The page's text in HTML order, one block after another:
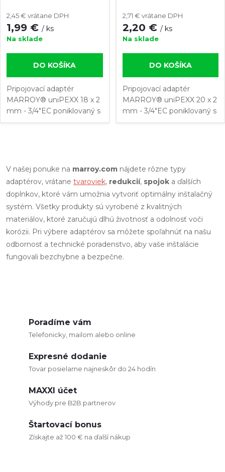
2,45 € vrátane DPH
1,99 € / ks
Na sklade
DO KOŠÍKA
Pripojovací adaptér
MARROY® uniPEXX 18 x 2
mm - 3/4"EC poniklovaný s
vnútorným závitom 3/4"
kompozitných rúrok a...
2,71 € vrátane DPH
2,20 € / ks
Na sklade
DO KOŠÍKA
Pripojovací adaptér
MARROY® uniPEXX 20 x 2
mm - 3/4"EC poniklovaný s
vnútorným závitom 3/4"
kompozitných rúrok a...
v
l
á
d
a
V našej ponuke na marroy.com nájdete rôzne typy
adaptérov, vrátane tvaroviek, redukcií, spojok a ďalších
doplnkov, ktoré vám umožnia vytvoriť optimálny inštalačný
systém. Všetky produkty sú vyrobené z kvalitných
materiálov, ktoré zaručujú dlhú životnosť a odolnosť voči
korózii. Pri výbere adaptérov sa môžete spoľahnúť na našu
odbornosť a technické poradenstvo, aby vaše inštalácie
fungovali bezchybne a bezpečne.
Poradíme vám
Telefonicky, mailom alebo online
Expresné dodanie
Tovar posielame najneskôr do 24 hodín
MAXXI účet
Výhody pre B2B partnerov
Štartovací bonus
Získajte až 100 € na ďalší nákup